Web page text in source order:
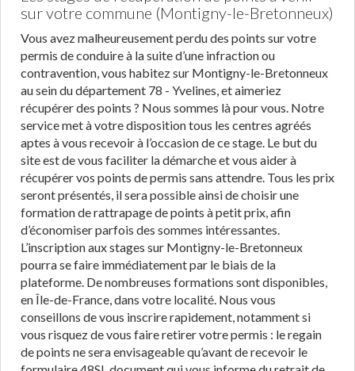
sur votre commune (Montigny-le-Bretonneux)
Vous avez malheureusement perdu des points sur votre
permis de conduire à la suite d’une infraction ou
contravention, vous habitez sur Montigny-le-Bretonneux
au sein du département 78 - Yvelines, et aimeriez
récupérer des points ? Nous sommes là pour vous. Notre
service met à votre disposition tous les centres agréés
aptes à vous recevoir à l’occasion de ce stage. Le but du
site est de vous faciliter la démarche et vous aider à
récupérer vos points de permis sans attendre. Tous les prix
seront présentés, il sera possible ainsi de choisir une
formation de rattrapage de points à petit prix, afin
d’économiser parfois des sommes intéressantes.
L’inscription aux stages sur Montigny-le-Bretonneux
pourra se faire immédiatement par le biais de la
plateforme. De nombreuses formations sont disponibles,
en Île-de-France, dans votre localité. Nous vous
conseillons de vous inscrire rapidement, notamment si
vous risquez de vous faire retirer votre permis : le regain
de points ne sera envisageable qu’avant de recevoir le